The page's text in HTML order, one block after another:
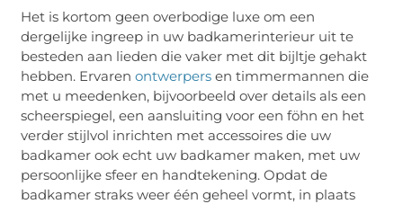
Het is kortom geen overbodige luxe om een
dergelijke ingreep in uw badkamerinterieur uit te
besteden aan lieden die vaker met dit bijltje gehakt
hebben. Ervarenontwerpers en timmermannen die
met u meedenken, bijvoorbeeld over details als een
scheerspiegel, een aansluiting voor een föhn en het
verder stijlvol inrichten met accessoires die uw
badkamer ook echt uw badkamer maken, met uw
persoonlijke sfeer en handtekening. Opdat de
badkamer straks weer één geheel vormt, in plaats